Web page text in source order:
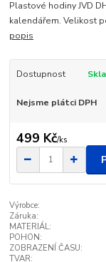
Plastové hodiny JVD
kalendářem. Velikost
popis
Dostupnost
Nejsme plátci DPH
499 Kč/ks
Výrobce:
Záruka:
MATERIÁL:
POHON:
ZOBRAZENÍ ČASU:
TVAR: